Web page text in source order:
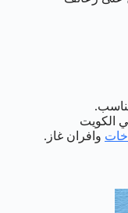
الكويت
وافران غاز.